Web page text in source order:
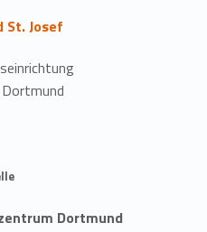
St. Josef
Dortmund